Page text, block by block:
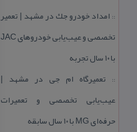
:: امداد خودرو جك در مشهد | تعمیر
تخصصی و عیب‌یابی خودروهای JAC
با ۱۰ سال تجربه
:: تعمیرگاه ام جی در مشهد |
عیب‌یابی تخصصی و تعمیرات
حرفه‌ای MG با ۱۰ سال سابقه